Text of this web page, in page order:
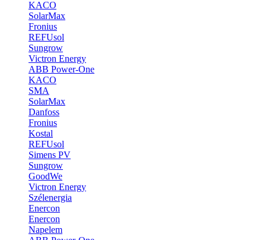
KACO
SolarMax
Fronius
REFUsol
Sungrow
Victron Energy
ABB Power-One
KACO
SMA
SolarMax
Danfoss
Fronius
Kostal
REFUsol
Simens PV
Sungrow
GoodWe
Victron Energy
Szélenergia
Enercon
Enercon
Napelem